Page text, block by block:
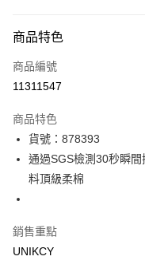
icash Pay
信用卡一次付款
LINE Pay
Apple Pay
悠遊付
Google Pay
商品特色
商品編號
11311547
商品特色
貨號：878393
通過SGS檢測30秒瞬
料頂級柔棉
銷售重點
UNIKCY